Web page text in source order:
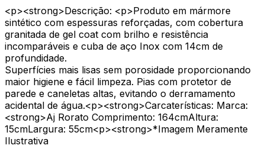
<p><strong>Descrição: <p>Produto em mármore
sintético com espessuras reforçadas, com cobertura
granitada de gel coat com brilho e resistência
incomparáveis e cuba de aço Inox com 14cm de
profundidade.
Superfícies mais lisas sem porosidade proporcionando
maior higiene e fácil limpeza. Pias com protetor de
parede e caneletas altas, evitando o derramamento
acidental de água.<p><strong>Carcaterísticas: Marca:
<strong>Aj Rorato Comprimento: 164cmAltura:
15cmLargura: 55cm<p><strong>*Imagem Meramente
Ilustrativa